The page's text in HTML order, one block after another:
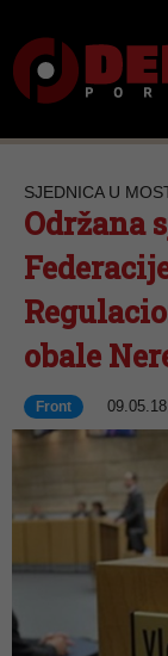
SJEDNICA U
Održana
obale
Front